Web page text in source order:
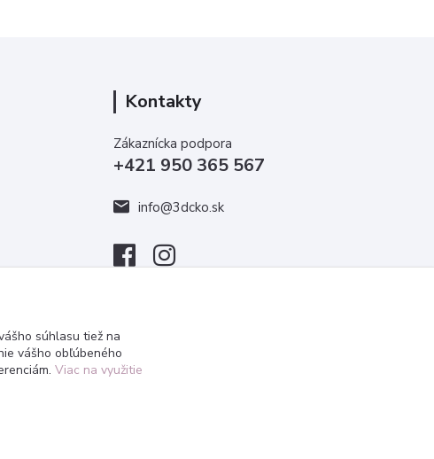
Kontakty
Zákaznícka podpora
+421 950 365 567
info@3dcko.sk
súhlasu tiež na
vášho obľúbeného
Viac na využitie